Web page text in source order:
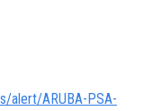
alert/ARUBA-PSA-